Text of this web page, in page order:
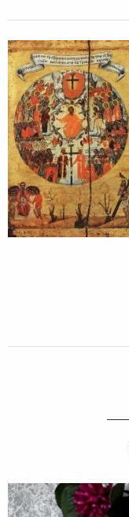
Emboros,
anul
1600